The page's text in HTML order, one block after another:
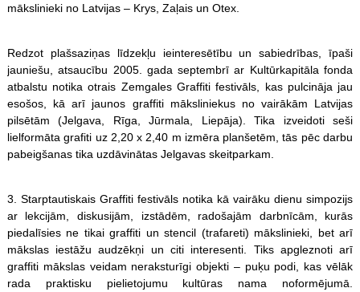
mākslinieki no Latvijas – Krys, Zaļais un Otex.
Redzot plašsaziņas līdzekļu ieinteresētību un sabiedrības, īpaši
jauniešu, atsaucību 2005. gada septembrī ar Kultūrkapitāla fonda
atbalstu notika otrais Zemgales Graffiti festivāls, kas pulcināja jau
esošos, kā arī jaunos graffiti māksliniekus no vairākām Latvijas
pilsētām (Jelgava, Rīga, Jūrmala, Liepāja). Tika izveidoti seši
lielformāta grafiti uz 2,20 x 2,40 m izmēra planšetēm, tās pēc darbu
pabeigšanas tika uzdāvinātas Jelgavas skeitparkam.
3. Starptautiskais Graffiti festivāls notika kā vairāku dienu simpozijs
ar lekcijām, diskusijām, izstādēm, radošajām darbnīcām, kurās
piedalīsies ne tikai graffiti un stencil (trafareti) mākslinieki, bet arī
mākslas iestāžu audzēkņi un citi interesenti. Tiks apgleznoti arī
graffiti mākslas veidam neraksturīgi objekti – puķu podi, kas vēlāk
rada praktisku pielietojumu kultūras nama noformējumā.